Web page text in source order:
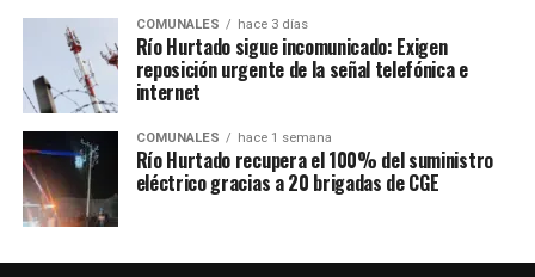
COMUNALES hace 3 días
Río Hurtado sigue incomunicado: Exigen
reposición urgente de la señal telefónica e
internet
COMUNALES hace 1 semana
Río Hurtado recupera el 100% del suministro
eléctrico gracias a 20 brigadas de CGE